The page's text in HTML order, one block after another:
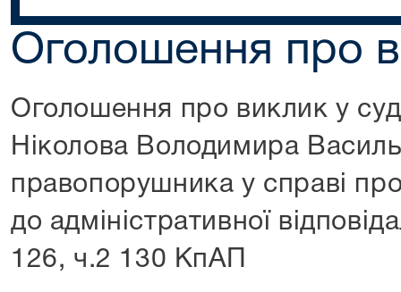
Оголошення про
Оголошення про виклик у
Ніколова Володимира
правопорушника у справі
до адміністративної
126, ч.2 130 КпАП